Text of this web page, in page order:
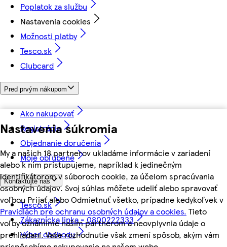
Nastavenia súkromia
My a našich 18 partnerov ukladáme informácie v zariadení
alebo k nim pristupujeme, napríklad k jedinečným
identifikátorom v súboroch cookie, za účelom spracúvania
osobných údajov. Svoj súhlas môžete udeliť alebo spravovať
voľbou Prijať alebo Odmietnuť všetko, prípadne kedykoľvek v
Pravidlách pre ochranu osobných údajov a cookies. Tieto
voľby oznámime našim partnerom a neovplyvnia údaje o
prehliadaní. Vaše rozhodnutie však zmení spôsob, akým vám
Poplatok za službu
Nastavenia cookies
Možnosti platby
Tesco.sk
Clubcard
Pred prvým nákupom
Ako nakupovať
Registrácia
Objednanie doručenia
Moje obľúbené
Kontaktujte nás
Tesco.sk
Zákaznícka linka - 0800222333
Výber obchodu